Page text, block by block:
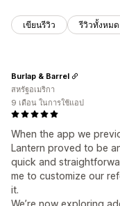
เขียนรีวิว รีวิวทั้งหมด
When the app we
Lantern proved to be
quick and
me to customize our
it.
Burlap & Barrel
สหรัฐอเมริกา
9 เดือน ในการใช้แอป